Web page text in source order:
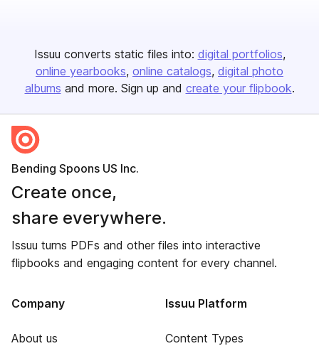
Issuu converts static files into: digital portfolios
online yearbooks online catalogs digital photo
albums and more. Sign up and create your flipbook.
Bending Spoons US Inc.
Create once,
share everywhere.
Issuu turns PDFs and other files into interactive
flipbooks and engaging content for every channel.
Company
About us
Issuu Platform
Content Types